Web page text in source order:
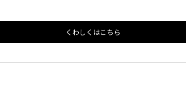
くわしくはこちら